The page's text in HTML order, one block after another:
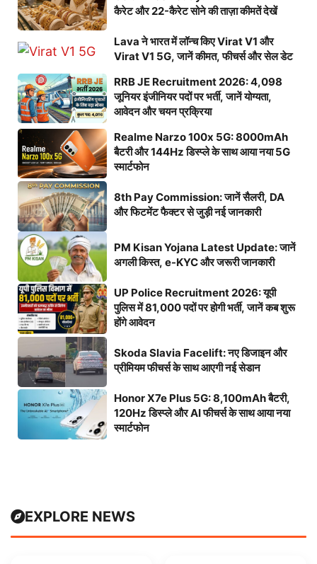
कैरेट और 22-कैरेट सोने की ताज़ा कीमतें देखें
Lava ने भारत में लॉन्च किए Virat V1 और
Virat V1 5G, जानें कीमत, फीचर्स और सेल डेट
RRB JE Recruitment 2026: 4,098
जूनियर इंजीनियर पदों पर भर्ती, जानें योग्यता,
आवेदन और चयन प्रक्रिया
Realme Narzo 100x 5G: 8000mAh
बैटरी और 144Hz डिस्प्ले के साथ आया नया 5G
स्मार्टफोन
8th Pay Commission: जानें सैलरी, DA
और फिटमेंट फैक्टर से जुड़ी नई जानकारी
PM Kisan Yojana Latest Update: जानें
अगली किस्त, e-KYC और जरूरी जानकारी
UP Police Recruitment 2026: यूपी
पुलिस में 81,000 पदों पर होगी भर्ती, जानें कब शुरू
होंगे आवेदन
Skoda Slavia Facelift: नए डिजाइन और
प्रीमियम फीचर्स के साथ आएगी नई सेडान
Honor X7e Plus 5G: 8,100mAh बैटरी,
120Hz डिस्प्ले और AI फीचर्स के साथ आया नया
स्मार्टफोन
EXPLORE NEWS